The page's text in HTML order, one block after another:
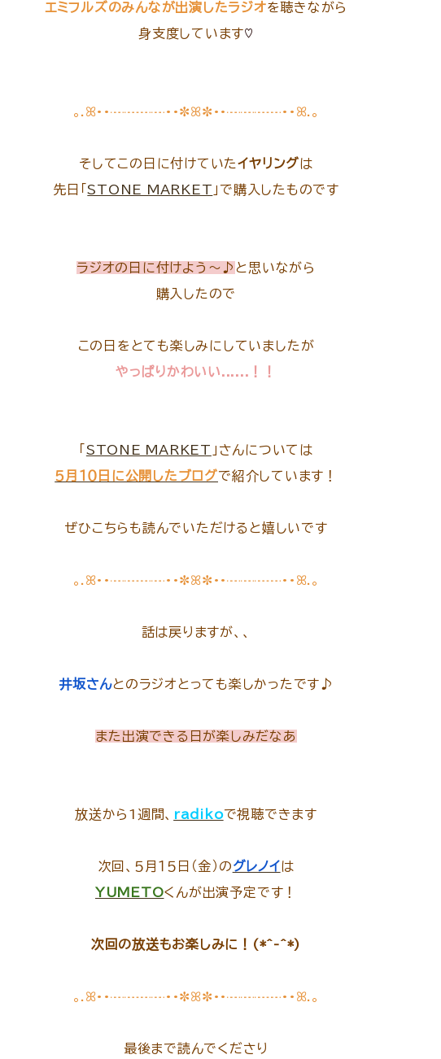
エミフルズのみんなが出演したラジオを聴きながら
身支度しています♡
｡.ꕤ••┈┈┈┈••✼ꕤ✼••┈┈┈┈••ꕤ.｡
そしてこの日に付けていたイヤリングは
先日「STONE MARKET 」で購入したものです
ラジオの日に付けよう～♪ と思いながら
購入したので
この日をとても楽しみにしていましたが
やっぱりかわいい......！！
STONE MARKET 」さんについては
５月１０日に公開したブログで紹介しています！
ぜひこちらも読んでいただけると嬉しいです
｡.ꕤ••┈┈┈┈••✼ꕤ✼••┈┈┈┈••ꕤ.｡
話は戻りますが、、
井坂さんとのラジオとっても楽しかったです♪
また出演できる日が楽しみだなあ
放送から1週間、 radikoで視聴できます
次回、５月１５日（金）のグレノイは
YUMETOくんが出演予定です！
次回の放送もお楽しみに！(*^-^*)
｡.ꕤ••┈┈┈┈••✼ꕤ✼••┈┈┈┈••ꕤ.｡
最後まで読んでくださり